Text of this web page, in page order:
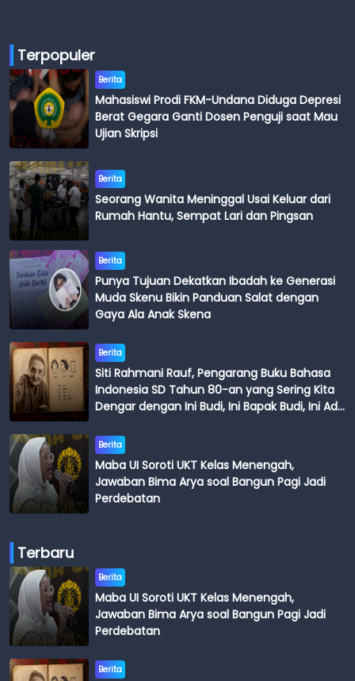
Terpopuler
Berita
Mahasiswi Prodi FKM-Undana Diduga Depresi
Berat Gegara Ganti Dosen Penguji saat Mau
Ujian Skripsi
Berita
Seorang Wanita Meninggal Usai Keluar dari
Rumah Hantu, Sempat Lari dan Pingsan
Berita
Punya Tujuan Dekatkan Ibadah ke Generasi
Muda Skenu Bikin Panduan Salat dengan
Gaya Ala Anak Skena
Berita
Siti Rahmani Rauf, Pengarang Buku Bahasa
Indonesia SD Tahun 80-an yang Sering Kita
Dengar dengan Ini Budi, Ini Bapak Budi, Ini Adik
Berita
Maba UI Soroti UKT Kelas Menengah,
Jawaban Bima Arya soal Bangun Pagi Jadi
Perdebatan
Terbaru
Berita
Maba UI Soroti UKT Kelas Menengah,
Jawaban Bima Arya soal Bangun Pagi Jadi
Perdebatan
Berita